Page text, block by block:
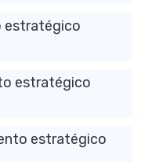
estratégico
estratégico
estratégico